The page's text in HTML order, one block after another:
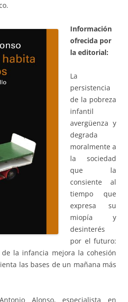
Información
ofrecida por
la editorial:
La
persistencia
de la pobreza
infantil
avergüenza y
degrada
moralmente a
la sociedad
que la
consiente al
tiempo que
expresa su
miopía y
desinterés
por el futuro:
la infancia mejora la cohesión
las bases de un mañana más
Alonso, especialista en